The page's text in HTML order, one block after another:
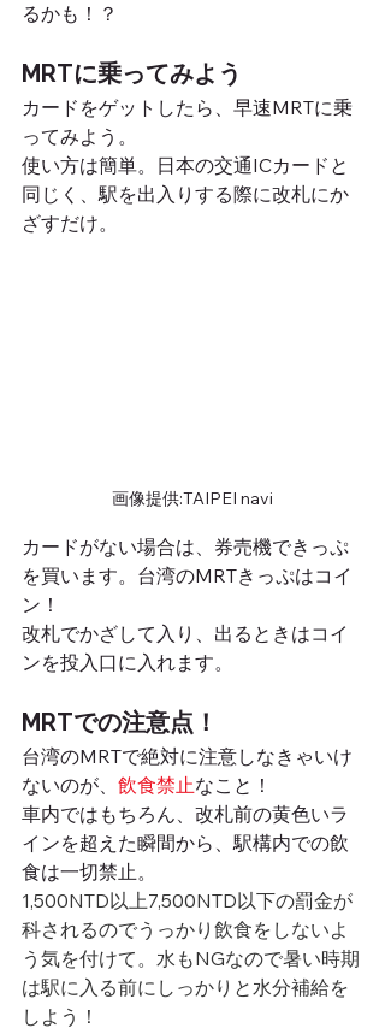
るかも！？
MRTに乗ってみよう
カードをゲットしたら、早速MRTに乗
ってみよう。
使い方は簡単。日本の交通ICカードと
同じく、駅を出入りする際に改札にか
ざすだけ。
画像提供:TAIPEI navi
カードがない場合は、券売機できっぷ
を買います。台湾のMRTきっぷはコイ
ン！
改札でかざして入り、出るときはコイ
ンを投入口に入れます。
MRTでの注意点！
台湾のMRTで絶対に注意しなきゃいけ
ないのが、 飲食禁止なこと！
車内ではもちろん、改札前の黄色いラ
インを超えた瞬間から、駅構内での飲
食は一切禁止。
1,500NTD以上7,500NTD以下の罰金が
科されるのでうっかり飲食をしないよ
う気を付けて。水もNGなので暑い時期
は駅に入る前にしっかりと水分補給を
しよう！